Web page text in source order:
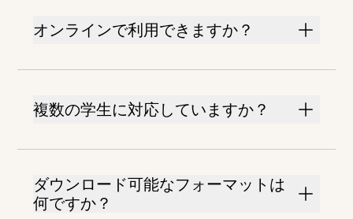
オンラインで利用できますか？
複数の学生に対応していますか？
ダウンロード可能なフォーマットは
何ですか？